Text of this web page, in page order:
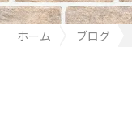
ホーム
ブログ